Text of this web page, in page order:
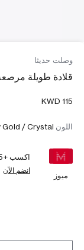
وصلت حديثا
قلادة طويلة
اللون Gold / Crystal
ميوز
اكسب +
انضم الآن